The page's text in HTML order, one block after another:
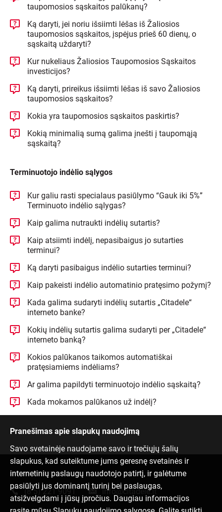
taupomosios sąskaitos palūkanų?
Ką daryti, jei noriu išsiimti lėšas iš Žaliosios
taupomosios sąskaitos, įspėjus prieš 60 dienų, o
sąskaitą uždaryti?
Kur nukeliaus Žaliosios Taupomosios Sąskaitos
investicijos?
Ką daryti, prireikus išsiimti lėšas iš savo Žaliosios
taupomosios sąskaitos?
Kokia yra taupomosios sąskaitos paskirtis?
Kokią minimalią sumą galima įnešti į taupomąją
sąskaitą?
Terminuotojo indėlio sąlygos
Kur galiu rasti specialaus pasiūlymo “Gauk iki 5%”
Terminuoto indėlio sąlygas?
Kaip galima nutraukti indėlių sutartis?
Kaip atsiimti indėlį, nepasibaigus jo sutarties
terminui?
Ką daryti pasibaigus indėlio sutarties terminui?
Kaip pakeisti indėlio automatinio pratęsimo požymį?
Kada galima sudaryti indėlių sutartis „Citadele“
interneto banke?
Kokių indėlių sutartis galima sudaryti per „Citadele“
interneto banką?
Kokios palūkanos taikomos automatiškai
pratęsiamiems indėliams?
Ar galima papildyti terminuotojo indėlio sąskaitą?
Kada mokamos palūkanos už indėlį?
Pranešimas apie slapukų naudojimą
Savo svetainėje naudojame savo ir trečiųjų šalių
slapukus, kad suteiktume jums geresnę svetainės ir
internetinių paslaugų naudotojo patirtį, ir galėtume
pasiūlyti jus dominantį turinį bei paslaugas,
atsižvelgdami į jūsų įpročius. Daugiau informacijos
Susisiek su mumis
(8 5) 221 9091 info@citadele.lt